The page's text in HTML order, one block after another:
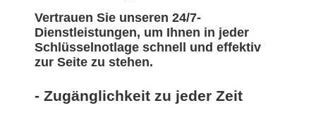
Vertrauen Sie unseren 24/7-
Dienstleistungen, um Ihnen in jeder
Schlüsselnotlage schnell und effektiv
zur Seite zu stehen.
- Zugänglichkeit zu jeder Zeit